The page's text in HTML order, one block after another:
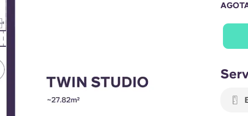
una nueva era
para los estudiantes.
Quiénes
Preguntas